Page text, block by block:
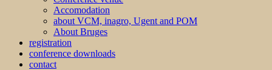
Accomodation
about VCM, inagro, Ugent and POM
About Bruges
registration
conference downloads
contact